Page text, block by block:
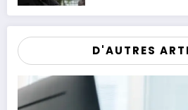
D'AUTRES